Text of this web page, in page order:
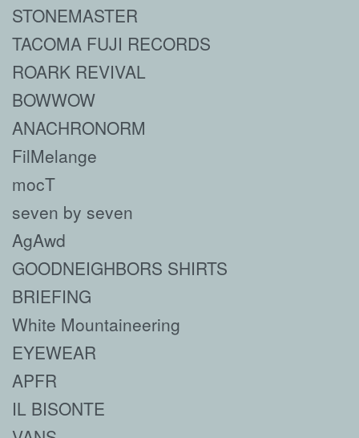
STONEMASTER
TACOMA FUJI RECORDS
ROARK REVIVAL
BOWWOW
ANACHRONORM
FilMelange
mocT
seven by seven
AgAwd
GOODNEIGHBORS SHIRTS
BRIEFING
White Mountaineering
EYEWEAR
APFR
IL BISONTE